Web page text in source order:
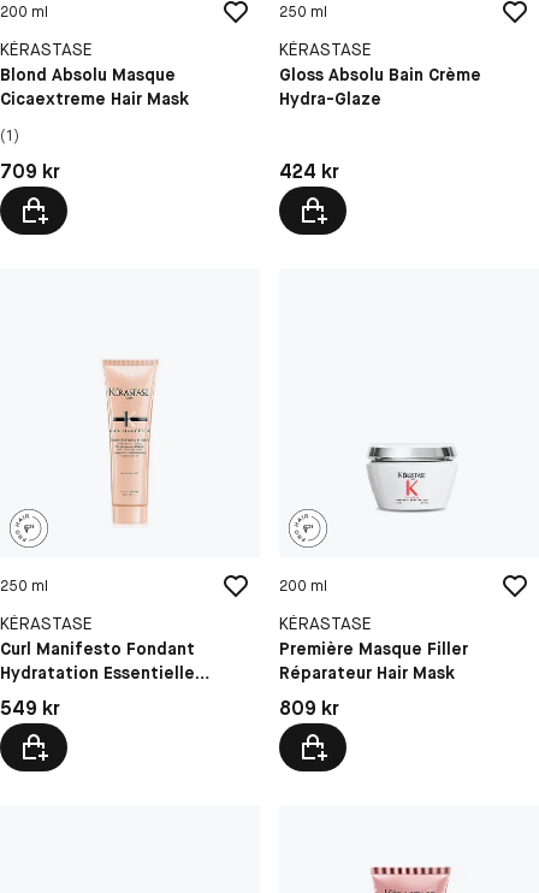
200 ml
KÉRASTASE
Blond Absolu Masque
Cicaextreme Hair Mask
(1)
Pris: 709 kr
709 kr
250 ml
KÉRASTASE
Gloss Absolu Bain Crème
Hydra-Glaze
Pris: 424 kr
424 kr
250 ml
KÉRASTASE
Curl Manifesto Fondant
Hydratation Essentielle
Conditioner
Pris: 549 kr
549 kr
200 ml
KÉRASTASE
Première Masque Filler
Réparateur Hair Mask
Pris: 809 kr
809 kr